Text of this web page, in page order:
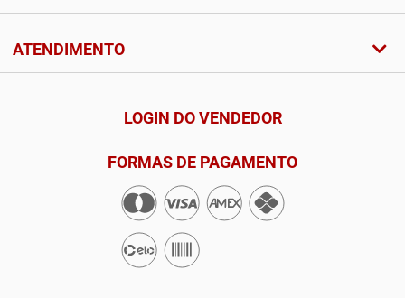
ATENDIMENTO
LOGIN DO VENDEDOR
FORMAS DE PAGAMENTO